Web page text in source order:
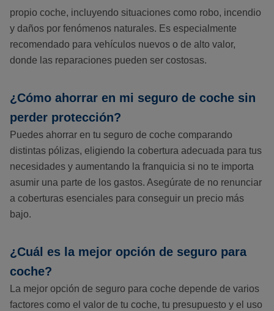
propio coche, incluyendo situaciones como robo, incendio
y daños por fenómenos naturales. Es especialmente
recomendado para vehículos nuevos o de alto valor,
donde las reparaciones pueden ser costosas.
¿Cómo ahorrar en mi seguro de coche sin
perder protección?
Puedes ahorrar en tu seguro de coche comparando
distintas pólizas, eligiendo la cobertura adecuada para tus
necesidades y aumentando la franquicia si no te importa
asumir una parte de los gastos. Asegúrate de no renunciar
a coberturas esenciales para conseguir un precio más
bajo.
¿Cuál es la mejor opción de seguro para
coche?
La mejor opción de seguro para coche depende de varios
factores como el valor de tu coche, tu presupuesto y el uso